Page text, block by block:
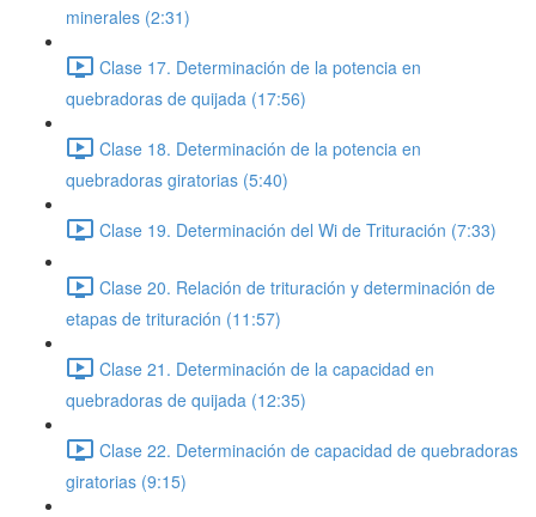
minerales (2:31)
Clase 17. Determinación de la potencia en
quebradoras de quijada (17:56)
Clase 18. Determinación de la potencia en
quebradoras giratorias (5:40)
Clase 19. Determinación del Wi de Trituración (7:33)
Clase 20. Relación de trituración y determinación de
etapas de trituración (11:57)
Clase 21. Determinación de la capacidad en
quebradoras de quijada (12:35)
Clase 22. Determinación de capacidad de quebradoras
giratorias (9:15)